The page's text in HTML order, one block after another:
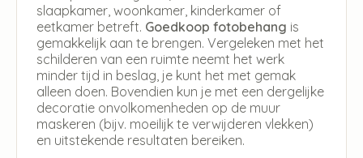
slaapkamer, woonkamer, kinderkamer of
eetkamer betreft. Goedkoop fotobehang is
gemakkelijk aan te brengen. Vergeleken met het
schilderen van een ruimte neemt het werk
minder tijd in beslag, je kunt het met gemak
alleen doen. Bovendien kun je met een dergelijke
decoratie onvolkomenheden op de muur
maskeren (bijv. moeilijk te verwijderen vlekken)
en uitstekende resultaten bereiken.